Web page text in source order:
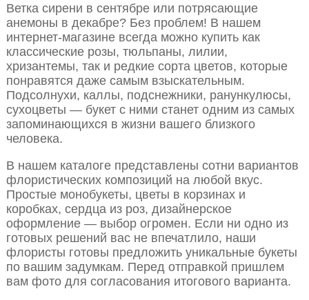
Ветка сирени в сентябре или потрясающие
анемоны в декабре? Без проблем! В нашем
интернет-магазине всегда можно купить как
классические розы, тюльпаны, лилии,
хризантемы, так и редкие сорта цветов, которые
понравятся даже самым взыскательным.
Подсолнухи, каллы, подснежники, ранункулюсы,
сухоцветы — букет с ними станет одним из самых
запоминающихся в жизни вашего близкого
человека.
В нашем каталоге представлены сотни вариантов
флористических композиций на любой вкус.
Простые монобукеты, цветы в корзинах и
коробках, сердца из роз, дизайнерское
оформление — выбор огромен. Если ни одно из
готовых решений вас не впечатлило, наши
флористы готовы предложить уникальные букеты
по вашим задумкам. Перед отправкой пришлем
вам фото для согласования итогового варианта.